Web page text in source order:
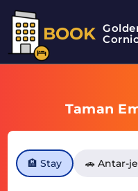
BOOK
Taman
🏨 Stay 🚗 Antar-